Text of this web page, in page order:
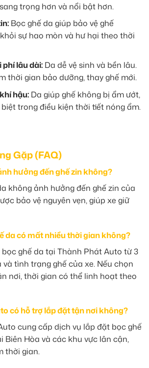
trọng hơn và nổi bật hơn.
Bọc ghế da giúp bảo vệ ghế
sự hao mòn và hư hại theo thời
lâu dài: Da dễ vệ sinh và bền lâu.
thời gian bảo dưỡng, thay ghế mới.
hậu: Da giúp ghế không bị ẩm ướt,
trong điều kiện thời tiết nóng ẩm.
Gặp (FAQ)
hưởng đến ghế zin không?
không ảnh hưởng đến ghế zin của
bảo vệ nguyên vẹn, giúp xe giữ
da có mất nhiều thời gian không?
ghế da tại Thành Phát Auto từ 3
và tình trạng ghế của xe. Nếu chọn
nơi, thời gian có thể linh hoạt theo
có hỗ trợ lắp đặt tận nơi không?
cung cấp dịch vụ lắp đặt bọc ghế
Biên Hòa và các khu vực lân cận,
thời gian.